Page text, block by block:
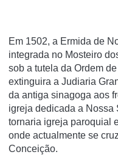
Em 1502, a Ermida de
integrada no Mosteiro
sob a tutela da Ordem
extinguira a Judiaria
da antiga sinagoga aos
igreja dedicada a Nossa
tornaria igreja paroquial
onde actualmente se
Conceição.